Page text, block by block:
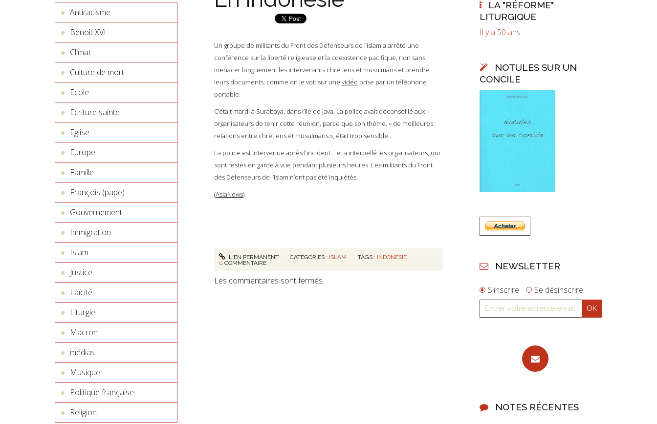
Antiracisme
Benoît XVI
Climat
Culture de mort
Ecole
Ecriture sainte
Eglise
Europe
Famille
François (pape)
Gouvernement
Immigration
Islam
Justice
Laïcité
Liturgie
Macron
médias
Musique
Politique française
Religion
Un groupe de militants du Front des Défenseurs de l’islam a arrêté une
conférence sur la liberté religieuse et la coexistence pacifique, non sans
menacer longuement les intervenants chrétiens et musulmans et prendre
leurs documents, comme on le voit sur une vidéo prise par un téléphone
portable.
C’était mardi à Surabaya, dans l’île de Java. La police avait déconseillé aux
organisateurs de tenir cette réunion, parce que son thème, « de meilleures
relations entre chrétiens et musulmans », était trop sensible…
La police est intervenue après l’incident… et a interpellé les organisateurs, qui
sont restés en garde à vue pendant plusieurs heures. Les militants du Front
des Défenseurs de l’islam n’ont pas été inquiétés.
(AsiaNews)
LIEN PERMANENT CATÉGORIES : ISLAM TAGS : INDONÉSIE
0 COMMENTAIRE
Les commentaires sont fermés.
LA "RÉFORME"
LITURGIQUE
Il y a 50 ans
NOTULES SUR UN
CONCILE
NEWSLETTER
S'inscrire Se désinscrire
NOTES RÉCENTES